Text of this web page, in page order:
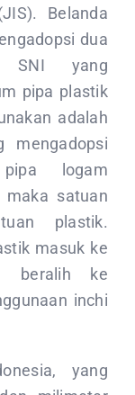
Belanda
dua
SNI yang
pipa plastik
adalah
mengadopsi
logam
maka satuan
plastik.
masuk ke
beralih ke
inchi
yang